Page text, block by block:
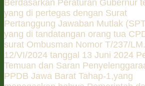
Berdasarkan Peraturan Gubernur
yang di pertegas dengan Surat
Pertanggung Jawaban Mutlak
yang di tandatangan orang tua
surat Ombusman Nomor T/237/
12/VI/2024 tanggal 13 Juni 2024
Temuan dan Saran
PPDB Jawa Barat Tahap-1,yang